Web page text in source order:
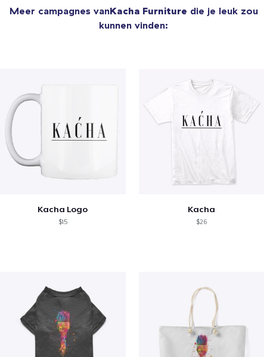
Meer campagnes vanKacha Furniture die je leuk zou
kunnen vinden:
Kacha Logo
$15
Kacha
$26